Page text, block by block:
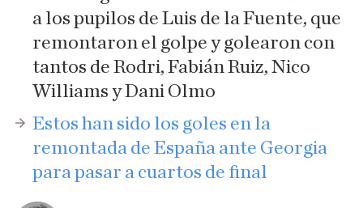
a los pupilos de Luis de la Fuente, que
remontaron el golpe y golearon con
tantos de Rodri, Fabián Ruiz, Nico
Williams y Dani Olmo
Estos han sido los goles en la
remontada de España ante Georgia
para pasar a cuartos de final